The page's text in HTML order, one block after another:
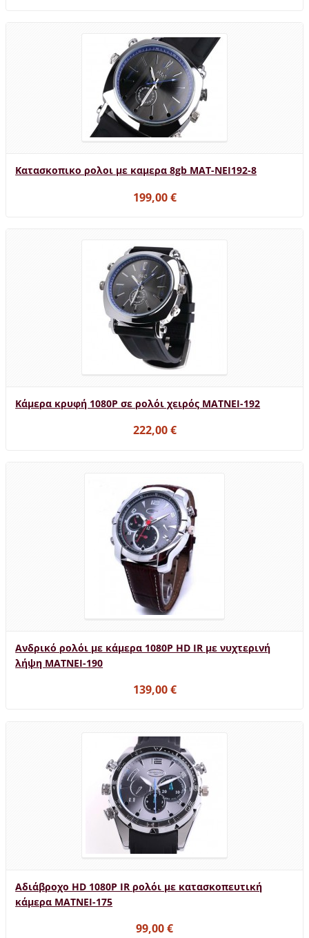
Κατασκοπικο ρολοι με καμερα 8gb MAT-NEI192-8
199,00 €
Κάμερα κρυφή 1080P σε ρολόι χειρός MATNEI-192
222,00 €
Ανδρικό ρολόι με κάμερα 1080P HD IR με νυχτερινή
λήψη MATNEI-190
139,00 €
Αδιάβροχο HD 1080P IR ρολόι με κατασκοπευτική
κάμερα MATNEI-175
99,00 €